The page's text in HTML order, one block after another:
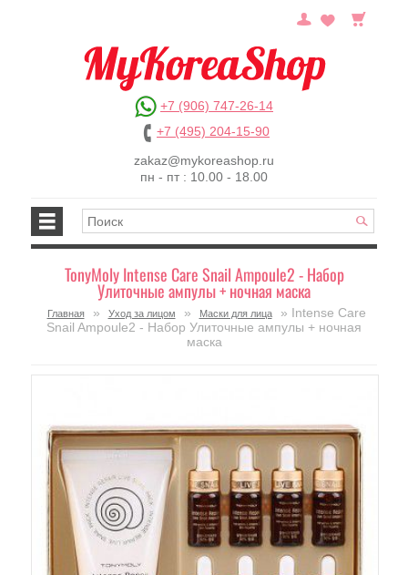
+7 (906) 747-26-14
+7 (495) 204-15-90
zakaz@mykoreashop.ru
пн - пт : 10.00 - 18.00
TonyMoly Intense Care Snail Ampoule2 - Набор
Улиточные ампулы + ночная маска
Главная » Уход за лицом » Маски для лица
» Intense Care
Snail Ampoule2 - Набор Улиточные ампулы + ночная
маска